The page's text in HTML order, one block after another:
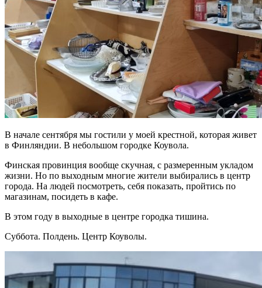
В начале сентября мы гостили у моей крестной, которая живет
в Финляндии. В небольшом городке Коувола.
Финская провинция вообще скучная, с размеренным укладом
жизни. Но по выходным многие жители выбирались в центр
города. На людей посмотреть, себя показать, пройтись по
магазинам, посидеть в кафе.
В этом году в выходные в центре городка тишина.
Суббота. Полдень. Центр Коуволы.